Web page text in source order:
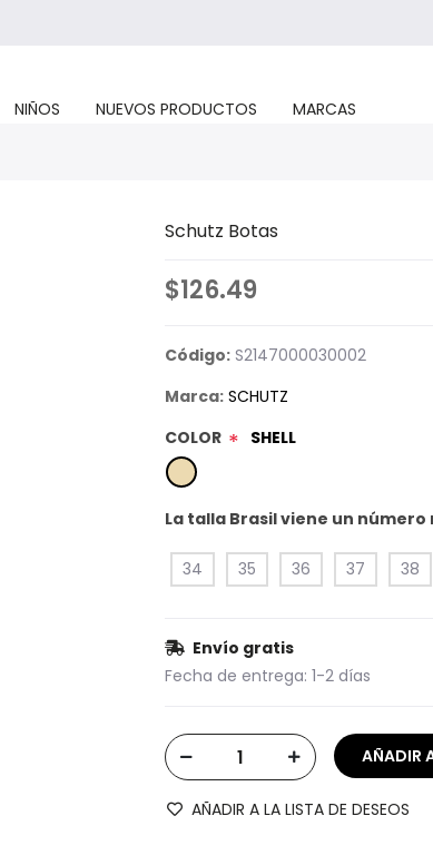
NIÑOS NUEVOS PRODUCTOS MARCAS
Schutz Botas
$126.49
Código: S2147000030002
Marca: SCHUTZ
COLOR * SHELL
La talla Brasil viene un número
34 35 36 37 38
Envío gratis
Fecha de entrega: 1-2 días
AÑADIR A LA LISTA DE DESEOS